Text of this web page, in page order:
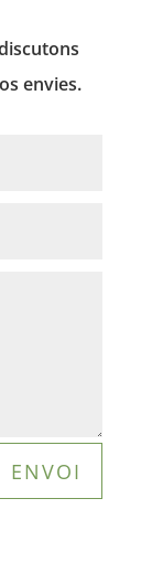
envies.
ENVOI